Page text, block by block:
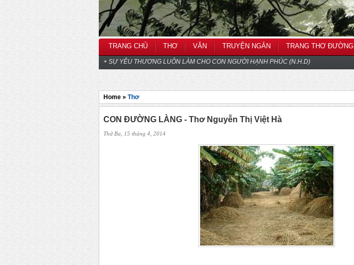
TRANG CHỦ THƠ VĂN TRUYỆN NGẮN TRANG THƠ ĐƯỜNG
+ SỰ YÊU THƯƠNG LUÔN LÀM CHO CON NGƯỜI HẠNH PHÚC (N.H.D)
Home » Thơ
CON ĐƯỜNG LÀNG - Thơ Nguyễn Thị Việt Hà
Thứ Ba, 15 tháng 4, 2014